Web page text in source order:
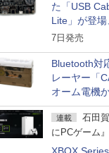
た「USB
Lite」が登場
凝縮しコンパ
7日発売
Bluetooth対
レーヤー「
オーム電機
5,940円
連載
石田
にPCゲーム』